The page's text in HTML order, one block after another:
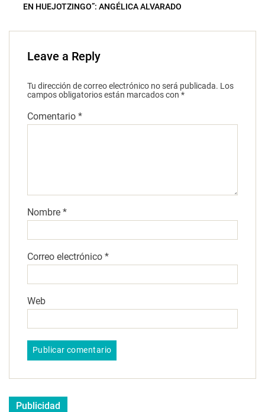
EN HUEJOTZINGO”: ANGÉLICA ALVARADO
Leave a Reply
Tu dirección de correo electrónico no será publicada. Los
campos obligatorios están marcados con *
Comentario *
Nombre *
Correo electrónico *
Web
Publicidad